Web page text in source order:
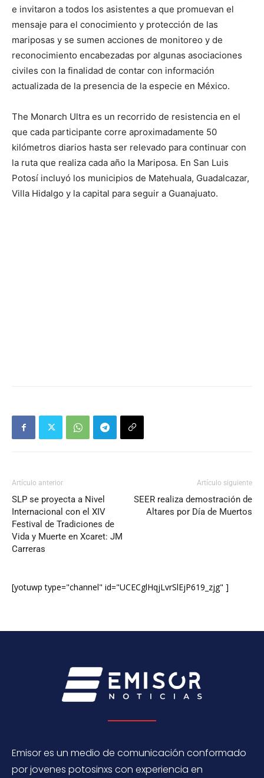
e invitaron a todos los asistentes a que promuevan el
mensaje para el conocimiento y protección de las
mariposas y se sumen acciones de monitoreo y de
reconocimiento encabezadas por algunas asociaciones
civiles con la finalidad de contar con información
actualizada de la presencia de la especie en México.
The Monarch Ultra es un recorrido de resistencia en el
que cada participante corre aproximadamente 50
kilómetros diarios hasta ser relevado para continuar con
la ruta que realiza cada año la Mariposa. En San Luis
Potosí incluyó los municipios de Matehuala, Guadalcazar,
Villa Hidalgo y la capital para seguir a Guanajuato.
Artículo anterior
SLP se proyecta a Nivel
Internacional con el XIV
Festival de Tradiciones de
Vida y Muerte en Xcaret: JM
Carreras
Artículo siguiente
SEER realiza demostración de
Altares por Día de Muertos
[yotuwp type="channel" id="UCECglHqjLvrSlEjP619_zjg" ]
Emisor es un medio de comunicación conformado
por jovenes potosinxs con experiencia en